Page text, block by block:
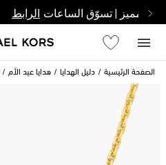
مميز | تسوّق الساعات الرابط
الصفحة الرئيسية دليل الهدايا هدايا عيد الأم